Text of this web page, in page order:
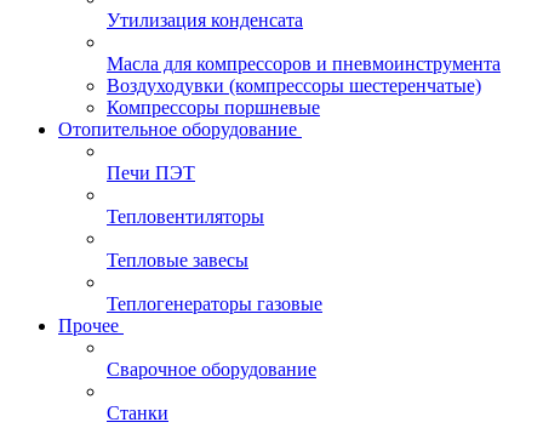
Утилизация конденсата
Масла для компрессоров и пневмоинструмента
Воздуходувки (компрессоры шестеренчатые)
Компрессоры поршневые
Отопительное оборудование
Печи ПЭТ
Тепловентиляторы
Тепловые завесы
Теплогенераторы газовые
Прочее
Сварочное оборудование
Станки